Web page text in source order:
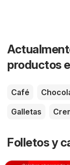
productos
Café
Galletas
Folletos y